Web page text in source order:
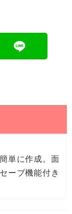
単に作成。面
ーブ機能付き